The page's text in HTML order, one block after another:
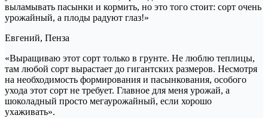
выламывать пасынки и кормить, но это того стоит: сорт очень
урожайный, а плоды радуют глаз!»
Евгений, Пенза
«Выращиваю этот сорт только в грунте. Не люблю теплицы,
там любой сорт вырастает до гигантских размеров. Несмотря
на необходимость формирования и пасынкования, особого
ухода этот сорт не требует. Главное для меня урожай, а
шоколадный просто мегаурожайный, если хорошо
ухаживать».